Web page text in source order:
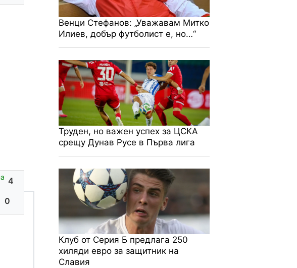
4
0
Партизан
Белград
1
Цървена
Звезда
2 - 2
Венци Стефанов: „Уважавам Митко
Илиев, добър футболист е, но…“
Труден, но важен успех за ЦСКА
срещу Дунав Русе в Първа лига
Клуб от Серия Б предлага 250
хиляди евро за защитник на
Славия